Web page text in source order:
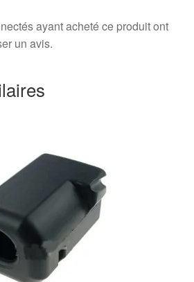
ayant acheté ce produit ont
un avis.